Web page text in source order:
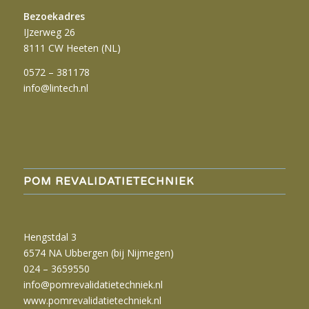
Bezoekadres
IJzerweg 26
8111 CW Heeten (NL)
0572 – 381178
info@lintech.nl
POM REVALIDATIETECHNIEK
Hengstdal 3
6574 NA Ubbergen (bij Nijmegen)
024 – 3659550
info@pomrevalidatietechniek.nl
www.pomrevalidatietechniek.nl